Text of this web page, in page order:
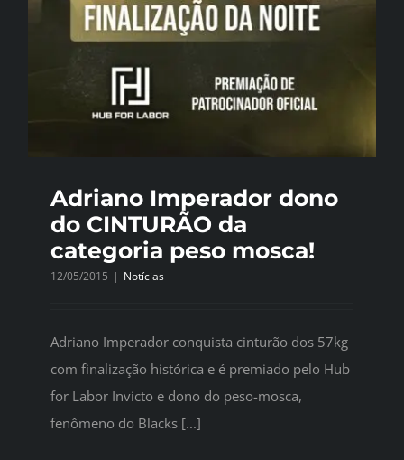
Adriano Imperador dono
do CINTURÃO da
categoria peso mosca!
12/05/2015 | Notícias
Adriano Imperador conquista cinturão dos 57kg
com finalização histórica e é premiado pelo Hub
for Labor Invicto e dono do peso-mosca,
fenômeno do Blacks [...]